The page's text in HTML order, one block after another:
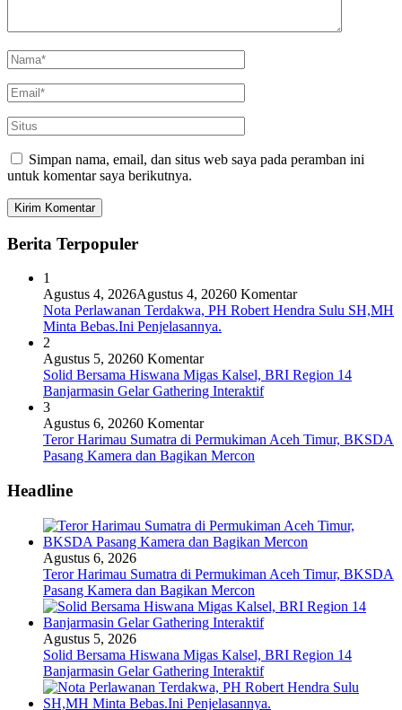
Simpan nama, email, dan situs web saya pada peramban ini
untuk komentar saya berikutnya.
Berita Terpopuler
1
Agustus 4, 2026Agustus 4, 20260 Komentar
Nota Perlawanan Terdakwa, PH Robert Hendra Sulu SH,MH
Minta Bebas.Ini Penjelasannya.
2
Agustus 5, 20260 Komentar
Solid Bersama Hiswana Migas Kalsel, BRI Region 14
Banjarmasin Gelar Gathering Interaktif
3
Agustus 6, 20260 Komentar
Teror Harimau Sumatra di Permukiman Aceh Timur, BKSDA
Pasang Kamera dan Bagikan Mercon
Headline
Agustus 6, 2026
Teror Harimau Sumatra di Permukiman Aceh Timur, BKSDA
Pasang Kamera dan Bagikan Mercon
Agustus 5, 2026
Solid Bersama Hiswana Migas Kalsel, BRI Region 14
Banjarmasin Gelar Gathering Interaktif